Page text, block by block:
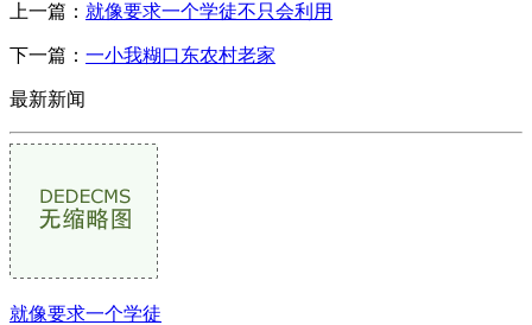
上一篇： 就像要求一个学徒不只会利用
下一篇： 一小我糊口东农村老家
最新新闻
就像要求一个学徒